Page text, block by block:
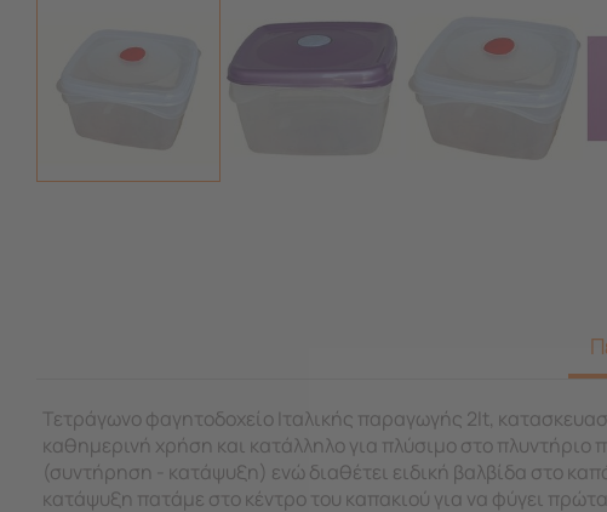
Τετράγωνο φαγητοδοχείο Ιταλικής παραγωγής 2lt,
καθημερινή χρήση και κατάλληλο για πλύσιμο στο
(συντήρηση - κατάψυξη) ενώ διαθέτει ειδική βαλβίδα στο
κατάψυξη πατάμε στο κέντρο του καπακιού για να φύγει